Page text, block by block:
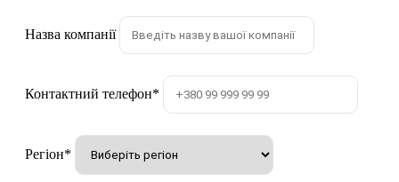
Назва компанії
Контактний телефон*
Регіон*